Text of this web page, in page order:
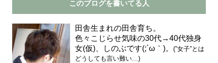
このブログを書いてる人
田舎生まれの田舎育ち。
色々こじらせ気味の30代→40代独身
女(仮)、しのぶです(;´ω｀)。(”女子”とは
どうしても言い難い…)